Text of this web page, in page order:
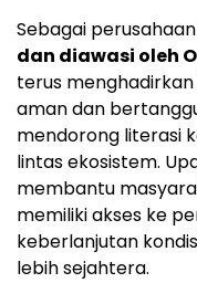
Sebagai
dan diawasi oleh
terus
aman dan
mendorong literasi
lintas ekosistem.
membantu
memiliki akses ke
keberlanjutan
lebih sejahtera.